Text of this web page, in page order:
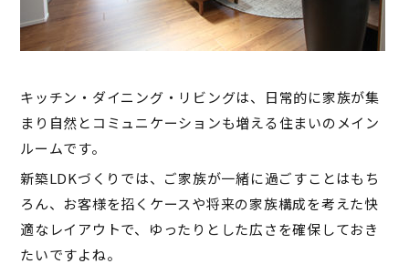
キッチン・ダイニング・リビングは、日常的に家族が集
まり自然とコミュニケーションも増える住まいのメイン
ルームです。
新築LDKづくりでは、ご家族が一緒に過ごすことはもち
ろん、お客様を招くケースや将来の家族構成を考えた快
適なレイアウトで、ゆったりとした広さを確保しておき
たいですよね。